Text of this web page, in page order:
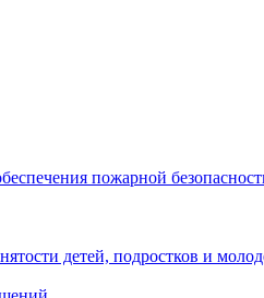
пожарной
детей, подростков и